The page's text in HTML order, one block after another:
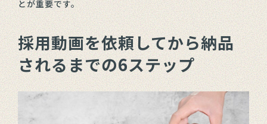
とが重要です。
採用動画を依頼してから納品
されるまでの6ステップ